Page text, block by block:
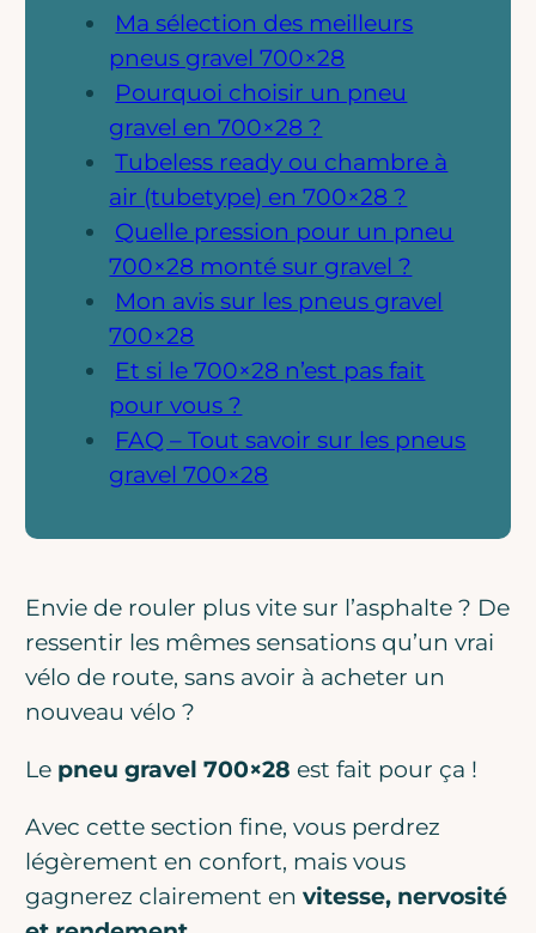
Ma sélection des meilleurs
pneus gravel 700×28
Pourquoi choisir un pneu
gravel en 700×28 ?
Tubeless ready ou chambre à
air (tubetype) en 700×28 ?
Quelle pression pour un pneu
700×28 monté sur gravel ?
Mon avis sur les pneus gravel
700×28
Et si le 700×28 n’est pas fait
pour vous ?
FAQ – Tout savoir sur les pneus
gravel 700×28
Envie de rouler plus vite sur l’asphalte ? De
ressentir les mêmes sensations qu’un vrai
vélo de route, sans avoir à acheter un
nouveau vélo ?
Le pneu gravel 700×28 est fait pour ça !
Avec cette section fine, vous perdrez
légèrement en confort, mais vous
gagnerez clairement envitesse, nervosité